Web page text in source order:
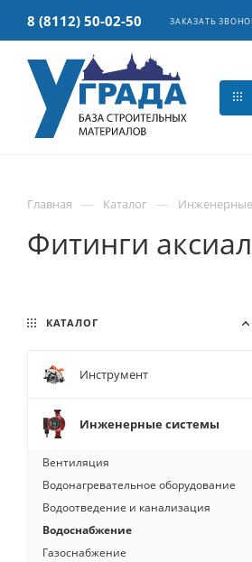
8 (8112) 50-02-50 ЗАКАЗАТЬ
Главная — Каталог —
Фитинги
КАТАЛОГ
Инструмент
Инженерные системы
Вентиляция
Водонагревательное оборудование
Водоотведение и канализация
Водоснабжение
Газоснабжение